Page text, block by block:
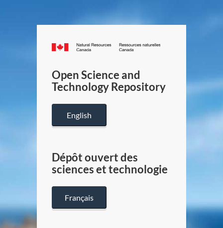
Canada.ca
/
Canada
Open Science and
Technology Repository
English
Dépôt ouvert des
sciences et technologie
Français